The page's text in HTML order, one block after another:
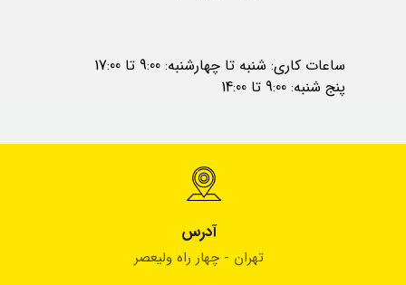
ساعات کاری: شنبه تا چهارشنبه: 9:00 تا 17:00
پنج شنبه: 9:00 تا 14:00
آدرس
تهران - چهار راه ولیعصر